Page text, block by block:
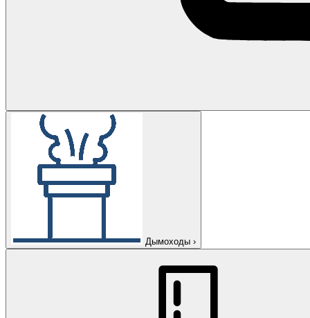
Дымоходы ›